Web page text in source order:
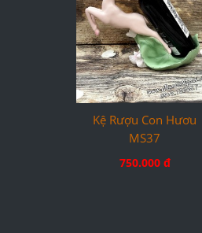
Kệ Rượu Con Hươu
MS37
750.000 đ